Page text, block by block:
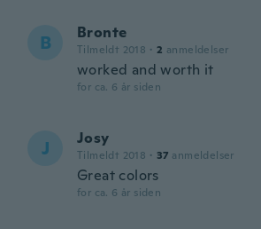
B Bronte
Tilmeldt 2018 · 2 anmeldelser
worked and worth it
for ca. 6 år siden
J Josy
Tilmeldt 2018 · 37 anmeldelser
Great colors
for ca. 6 år siden